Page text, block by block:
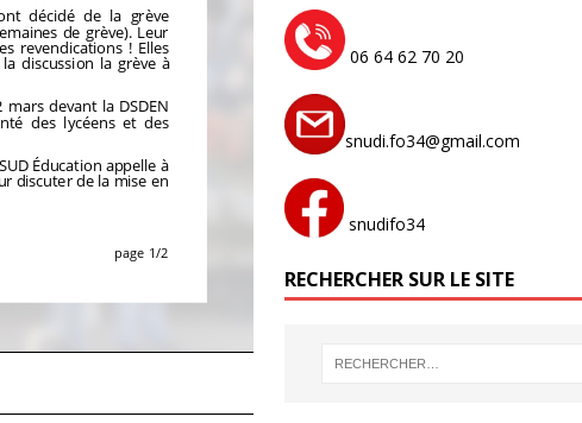
06 64 62 70 20
snudi.fo34@gmail.com
snudifo34
RECHERCHER SUR LE SITE